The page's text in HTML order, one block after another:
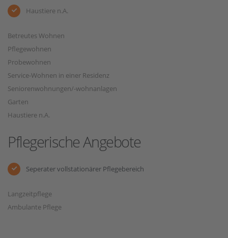
Haustiere n.A.
Betreutes Wohnen
Pflegewohnen
Probewohnen
Service-Wohnen in einer Residenz
Seniorenwohnungen/-wohnanlagen
Garten
Haustiere n.A.
Pflegerische Angebote
Seperater vollstationärer Pflegebereich
Langzeitpflege
Ambulante Pflege